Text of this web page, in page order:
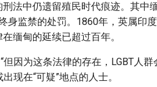
法中仍遗留殖民时代痕迹。其中
身监禁的处罚。1860年，英属印
缅甸的延续已超过百年。
但因为这条法律的存在，LGBT人
现在“可疑”地点的人士。